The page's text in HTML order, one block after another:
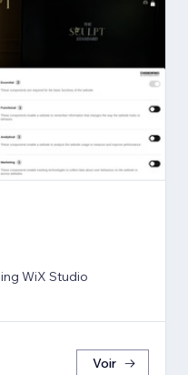
WiX Studio
Voir